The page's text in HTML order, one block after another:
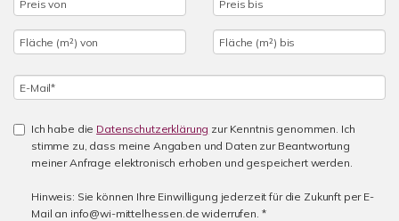
Ich habe die Datenschutzerklärung zur Kenntnis genommen. Ich
stimme zu, dass meine Angaben und Daten zur Beantwortung
meiner Anfrage elektronisch erhoben und gespeichert werden.
Hinweis: Sie können Ihre Einwilligung jederzeit für die Zukunft per E-
Mail an info@wi-mittelhessen.de widerrufen. *